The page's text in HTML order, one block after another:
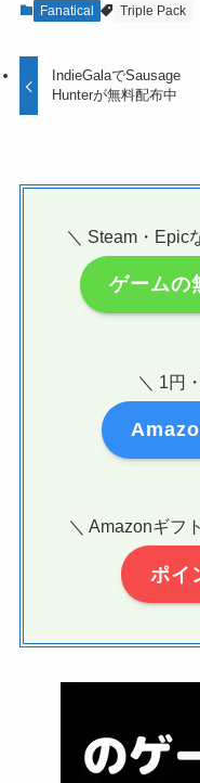
Fanatical Triple Pack
IndieGalaでSausage
Hunterが無料配布中
＼ Steam・Epic
ゲームの
＼ 1円
＼ Amazonギフ
ポイ